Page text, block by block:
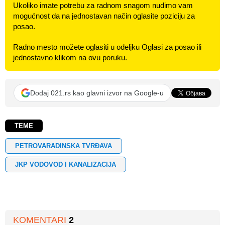
Ukoliko imate potrebu za radnom snagom nudimo vam
mogućnost da na jednostavan način oglasite poziciju za
posao.
Radno mesto možete oglasiti u odeljku Oglasi za posao ili
jednostavno klikom na ovu poruku.
Dodaj 021.rs kao glavni izvor na Google-u
TEME
PETROVARADINSKA TVRĐAVA
JKP VODOVOD I KANALIZACIJA
KOMENTARI 2